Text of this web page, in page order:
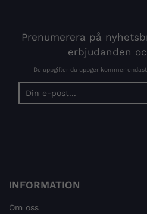
Prenumerera på
erbjudanden
De uppgifter du uppger kommer
INFORMATION
Om oss